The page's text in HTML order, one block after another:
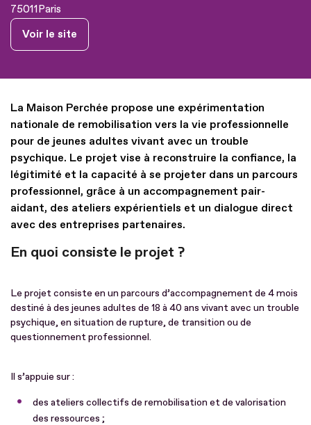
75011Paris
Voir le site
La Maison Perchée propose une expérimentation
nationale de remobilisation vers la vie professionnelle
pour de jeunes adultes vivant avec un trouble
psychique. Le projet vise à reconstruire la confiance, la
légitimité et la capacité à se projeter dans un parcours
professionnel, grâce à un accompagnement pair-
aidant, des ateliers expérientiels et un dialogue direct
avec des entreprises partenaires.
En quoi consiste le projet ?
Le projet consiste en un parcours d’accompagnement de 4 mois
destiné à des jeunes adultes de 18 à 40 ans vivant avec un trouble
psychique, en situation de rupture, de transition ou de
questionnement professionnel.
Il s’appuie sur :
des ateliers collectifs de remobilisation et de valorisation
des ressources ;